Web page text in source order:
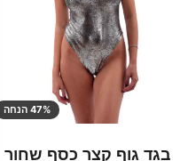
47% הנחה
בגד גוף קצר כסף שחור